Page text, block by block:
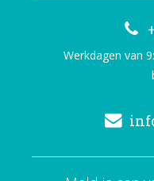
Werkdagen van